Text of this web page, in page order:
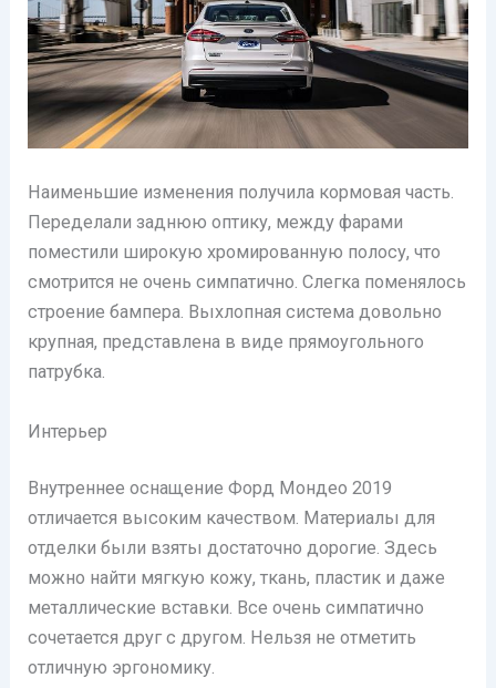
Наименьшие изменения получила кормовая часть.
Переделали заднюю оптику, между фарами
поместили широкую хромированную полосу, что
смотрится не очень симпатично. Слегка поменялось
строение бампера. Выхлопная система довольно
крупная, представлена в виде прямоугольного
патрубка.
Интерьер
Внутреннее оснащение Форд Мондео 2019
отличается высоким качеством. Материалы для
отделки были взяты достаточно дорогие. Здесь
можно найти мягкую кожу, ткань, пластик и даже
металлические вставки. Все очень симпатично
сочетается друг с другом. Нельзя не отметить
отличную эргономику.